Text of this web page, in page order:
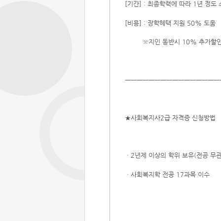
[기간] : 최종학력에 따라 1년 정도
[비용] : 장학혜택 지원 50% 도움
※지인 동반시 10% 추가할인
ㅡㅡㅡㅡㅡㅡㅡㅡㅡㅡㅡㅡㅡㅡㅡ
★사회복지사2급 자격증 신청방법
ㆍ2년제 이상의 학위 보유(전공 무
ㆍ사회복지학 전공 17과목 이수